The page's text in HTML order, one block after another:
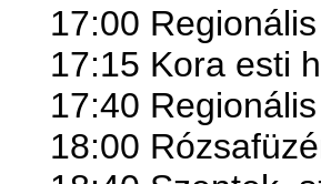
17:00
17:15 Kora esti
17:40
18:00